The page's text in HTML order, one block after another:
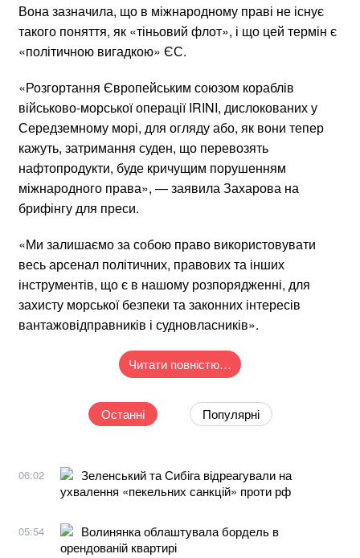
Вона зазначила, що в міжнародному праві не існує
такого поняття, як «тіньовий флот», і що цей термін є
«політичною вигадкою» ЄС.
«Розгортання Європейським союзом кораблів
військово-морської операції IRINI, дислокованих у
Середземному морі, для огляду або, як вони тепер
кажуть, затримання суден, що перевозять
нафтопродукти, буде кричущим порушенням
міжнародного права», — заявила Захарова на
брифінгу для преси.
«Ми залишаємо за собою право використовувати
весь арсенал політичних, правових та інших
інструментів, що є в нашому розпорядженні, для
захисту морської безпеки та законних інтересів
вантажовідправників і судновласників».
Читати повністю…
Останні Популярні
06:02
Зеленський та Сибіга відреагували на
ухвалення «пекельних санкцій» проти рф
05:54
Волинянка облаштувала бордель в
орендованій квартирі